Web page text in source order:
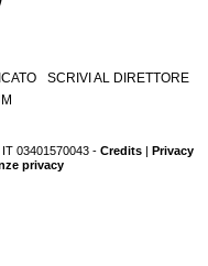
SCRIVI AL DIRETTORE
03401570043 - Credits | Privacy
privacy